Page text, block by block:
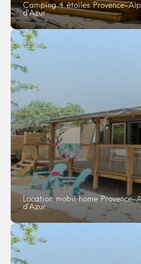
Camping 4 étoiles Provence-
d’Azur
Location mobil home Provence-
d’Azur